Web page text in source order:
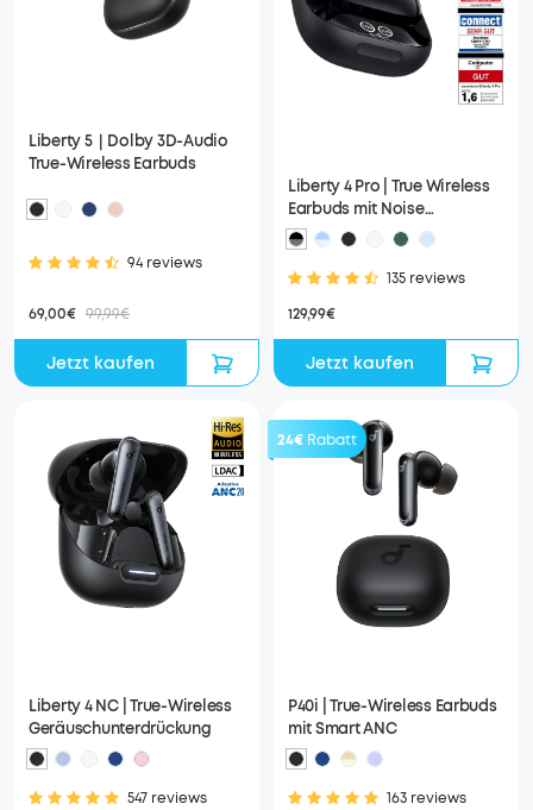
Liberty 5｜Dolby 3D-Audio
True-Wireless Earbuds
94 reviews
69,00€ 99,99€
Jetzt kaufen
Liberty 4 Pro | True Wireless
Earbuds mit Noise
Cancelling
135 reviews
129,99€
Jetzt kaufen
Liberty 4 NC | True-Wireless
Geräuschunterdrückung
547 reviews
24€ Rabatt
P40i | True-Wireless Earbuds
mit Smart ANC
163 reviews